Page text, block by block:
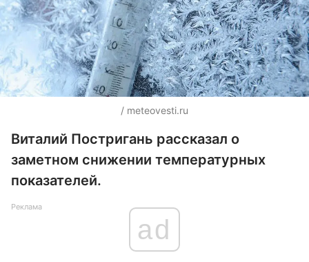
/ meteovesti.ru
Виталий Постригань рассказал о
заметном снижении температурных
показателей.
Реклама
ad